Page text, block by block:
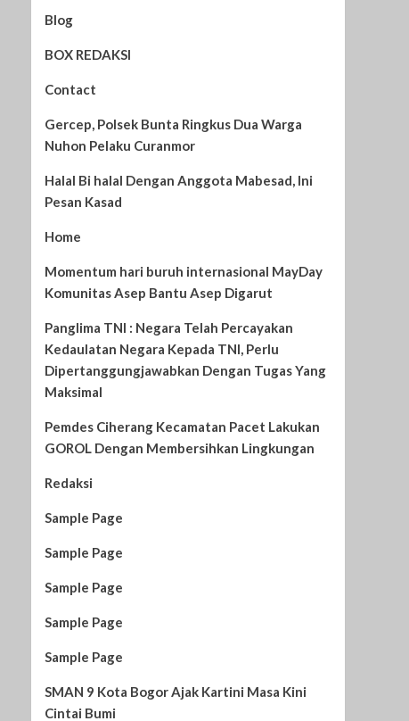
Blog
BOX REDAKSI
Contact
Gercep, Polsek Bunta Ringkus Dua Warga
Nuhon Pelaku Curanmor
Halal Bi halal Dengan Anggota Mabesad, Ini
Pesan Kasad
Home
Momentum hari buruh internasional MayDay
Komunitas Asep Bantu Asep Digarut
Panglima TNI : Negara Telah Percayakan
Kedaulatan Negara Kepada TNI, Perlu
Dipertanggungjawabkan Dengan Tugas Yang
Maksimal
Pemdes Ciherang Kecamatan Pacet Lakukan
GOROL Dengan Membersihkan Lingkungan
Redaksi
Sample Page
Sample Page
Sample Page
Sample Page
Sample Page
SMAN 9 Kota Bogor Ajak Kartini Masa Kini
Cintai Bumi